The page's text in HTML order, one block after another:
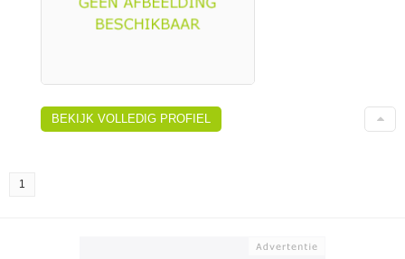
BEKIJK VOLLEDIG PROFIEL
1